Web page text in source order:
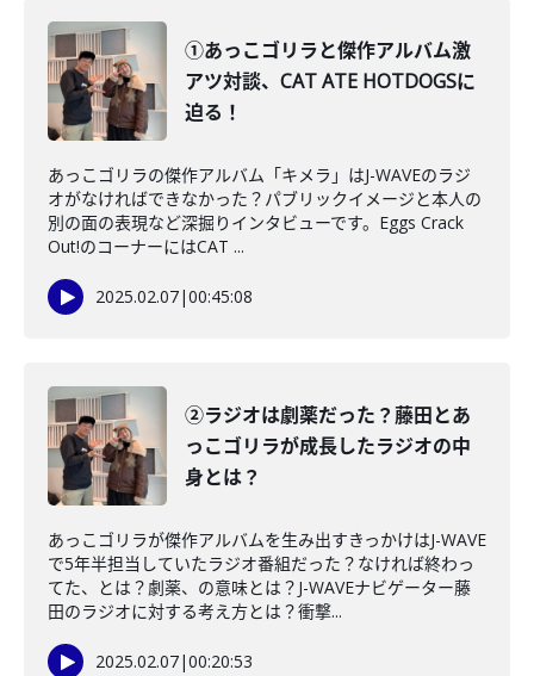
①あっこゴリラと傑作アルバム激
アツ対談、CAT ATE HOTDOGSに
迫る！
あっこゴリラの傑作アルバム「キメラ」はJ-WAVEのラジ
オがなければできなかった？パブリックイメージと本人の
別の面の表現など深掘りインタビューです。Eggs Crack
Out!のコーナーにはCAT ...
2025.02.07|00:45:08
②ラジオは劇薬だった？藤田とあ
っこゴリラが成長したラジオの中
身とは？
あっこゴリラが傑作アルバムを生み出すきっかけはJ-WAVE
で5年半担当していたラジオ番組だった？なければ終わっ
てた、とは？劇薬、の意味とは？J-WAVEナビゲーター藤
田のラジオに対する考え方とは？衝撃...
2025.02.07|00:20:53